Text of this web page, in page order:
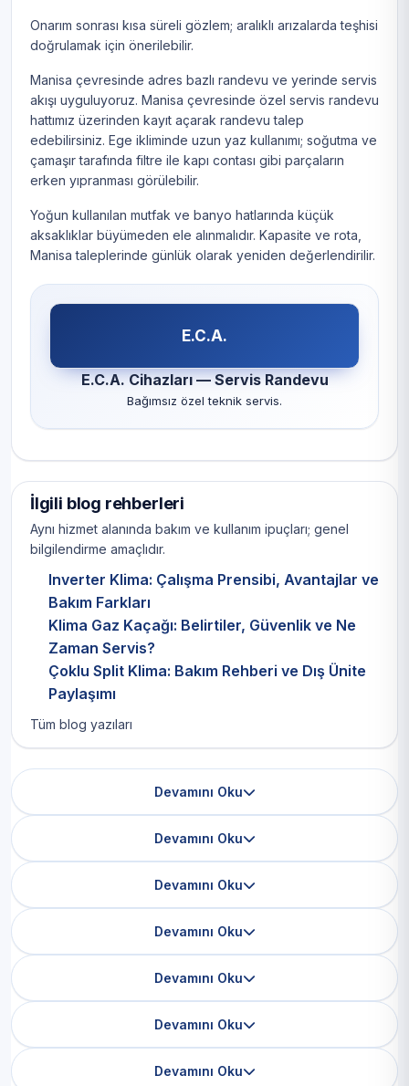
Onarım sonrası kısa süreli gözlem; aralıklı arızalarda teşhisi
doğrulamak için önerilebilir.
Manisa çevresinde adres bazlı randevu ve yerinde servis
akışı uyguluyoruz. Manisa çevresinde özel servis randevu
hattımız üzerinden kayıt açarak randevu talep
edebilirsiniz. Ege ikliminde uzun yaz kullanımı; soğutma ve
çamaşır tarafında filtre ile kapı contası gibi parçaların
erken yıpranması görülebilir.
Yoğun kullanılan mutfak ve banyo hatlarında küçük
aksaklıklar büyümeden ele alınmalıdır. Kapasite ve rota,
Manisa taleplerinde günlük olarak yeniden değerlendirilir.
E.C.A.
E.C.A. Cihazları — Servis Randevu
Bağımsız özel teknik servis.
İlgili blog rehberleri
Aynı hizmet alanında bakım ve kullanım ipuçları; genel
bilgilendirme amaçlıdır.
Inverter Klima: Çalışma Prensibi, Avantajlar ve
Bakım Farkları
Klima Gaz Kaçağı: Belirtiler, Güvenlik ve Ne
Zaman Servis?
Çoklu Split Klima: Bakım Rehberi ve Dış Ünite
Paylaşımı
Tüm blog yazıları
Devamını Oku
Devamını Oku
Devamını Oku
Devamını Oku
Devamını Oku
Devamını Oku
Devamını Oku